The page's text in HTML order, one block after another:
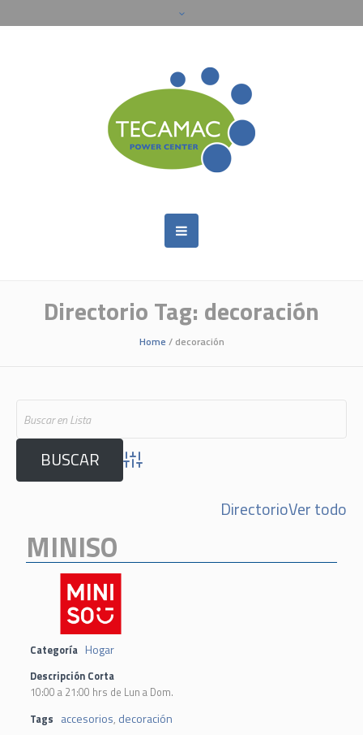
Directorio Tag: decoración
Home / decoración
Advanced Search
DirectorioVer todo
MINISO
Categoría Hogar
Descripción Corta
10:00 a 21:00 hrs de Lun a Dom.
Tags accesorios, decoración